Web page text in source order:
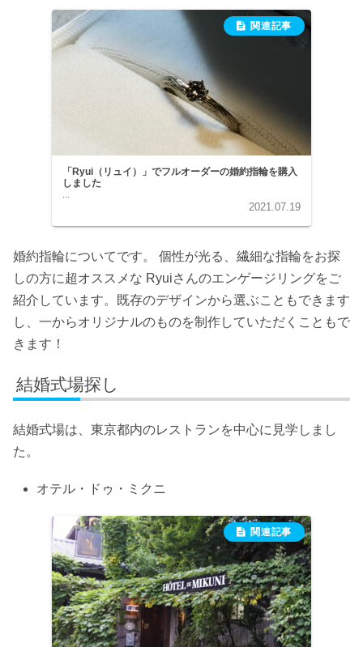
「Ryui（リュイ）」でフルオーダーの婚約指輪を購入
しました
...
2021.07.19
婚約指輪についてです。 個性が光る、繊細な指輪をお探
しの方に超オススメな Ryuiさんのエンゲージリングをご
紹介しています。既存のデザインから選ぶこともできます
し、一からオリジナルのものを制作していただくこともで
きます！
結婚式場探し
結婚式場は、東京都内のレストランを中心に見学しまし
た。
オテル・ドゥ・ミクニ